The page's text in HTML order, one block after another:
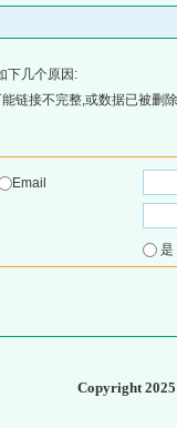
下几个原因:
链接不完整,或数据已被删
Email
Copyright